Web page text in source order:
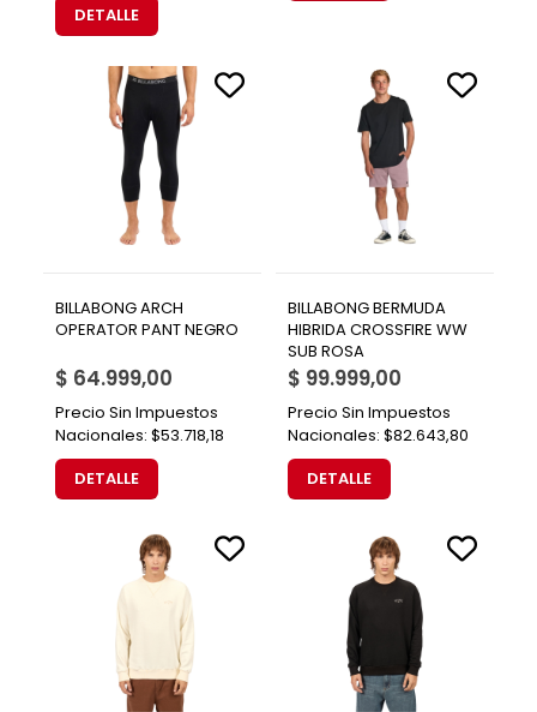
DETALLE
BILLABONG ARCH
OPERATOR PANT NEGRO
$ 64.999,00
Precio Sin Impuestos
Nacionales: $53.718,18
DETALLE
BILLABONG BERMUDA
HIBRIDA CROSSFIRE WW
SUB ROSA
$ 99.999,00
Precio Sin Impuestos
Nacionales: $82.643,80
DETALLE